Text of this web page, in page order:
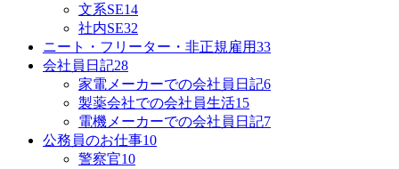
文系SE14
社内SE32
ニート・フリーター・非正規雇用33
会社員日記28
家電メーカーでの会社員日記6
製薬会社での会社員生活15
電機メーカーでの会社員日記7
公務員のお仕事10
警察官10